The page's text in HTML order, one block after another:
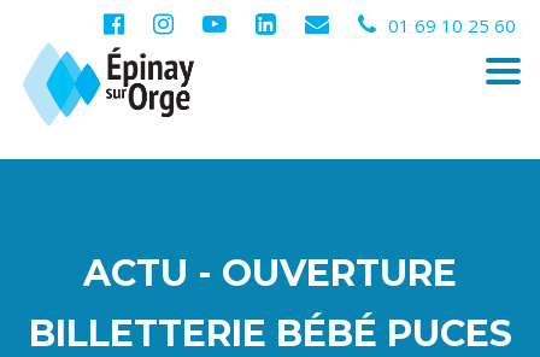
01 69 10 25 60
ACTU - OUVERTURE
BILLETTERIE BÉBÉ PUCES